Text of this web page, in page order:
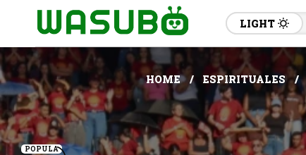
LIGHT
HOME ESPIRITUALES
POPULA